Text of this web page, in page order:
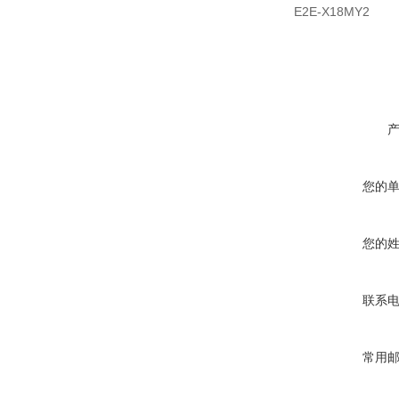
E2E-X18MY2
您的
您的
联系
常用